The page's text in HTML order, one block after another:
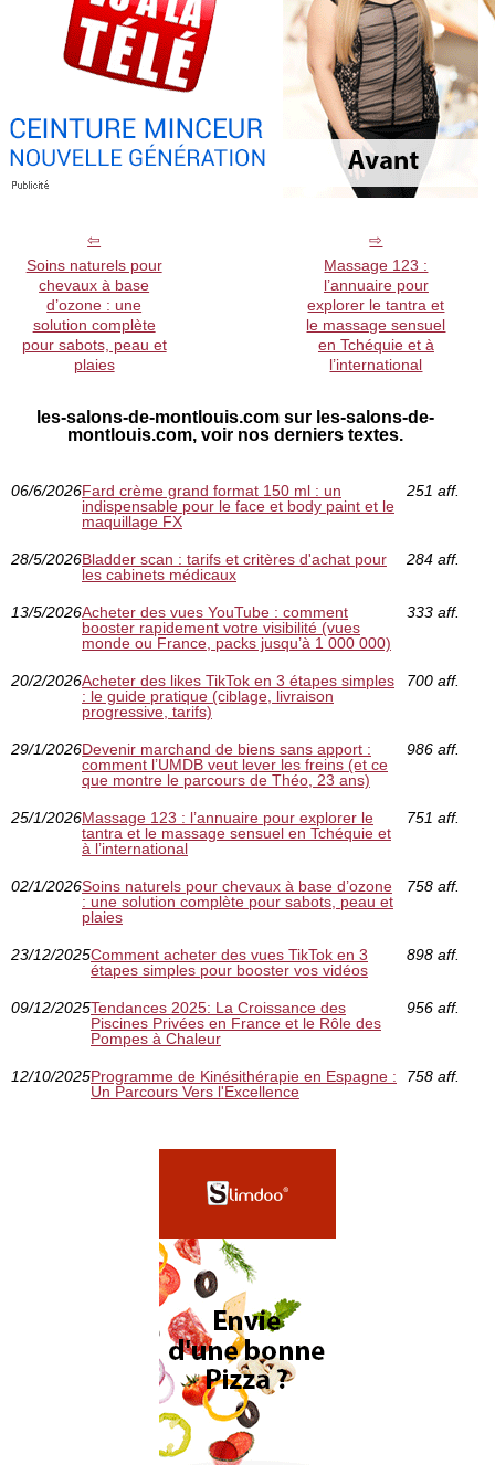
Soins naturels pour
chevaux à base
d’ozone : une
solution complète
pour sabots, peau et
plaies
Massage 123 :
l’annuaire pour
explorer le tantra et
le massage sensuel
en Tchéquie et à
l’international
les-salons-de-montlouis.com sur les-salons-de-
montlouis.com, voir nos derniers textes.
06/6/2026Fard crème grand format 150 ml : un
indispensable pour le face et body paint et le
maquillage FX
251 aff.
28/5/2026Bladder scan : tarifs et critères d'achat pour
les cabinets médicaux
284 aff.
13/5/2026Acheter des vues YouTube : comment
booster rapidement votre visibilité (vues
monde ou France, packs jusqu’à 1 000 000)
333 aff.
20/2/2026Acheter des likes TikTok en 3 étapes simples
: le guide pratique (ciblage, livraison
progressive, tarifs)
700 aff.
29/1/2026Devenir marchand de biens sans apport :
comment l’UMDB veut lever les freins (et ce
que montre le parcours de Théo, 23 ans)
986 aff.
25/1/2026Massage 123 : l’annuaire pour explorer le
tantra et le massage sensuel en Tchéquie et
à l’international
751 aff.
02/1/2026Soins naturels pour chevaux à base d’ozone
: une solution complète pour sabots, peau et
plaies
758 aff.
23/12/2025Comment acheter des vues TikTok en 3
étapes simples pour booster vos vidéos
898 aff.
09/12/2025Tendances 2025: La Croissance des
Piscines Privées en France et le Rôle des
Pompes à Chaleur
956 aff.
12/10/2025Programme de Kinésithérapie en Espagne :
Un Parcours Vers l'Excellence
758 aff.